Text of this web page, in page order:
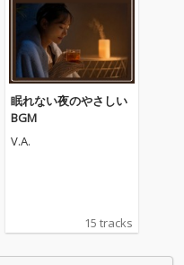
眠れない夜のやさしい
BGM
V.A.
15 tracks